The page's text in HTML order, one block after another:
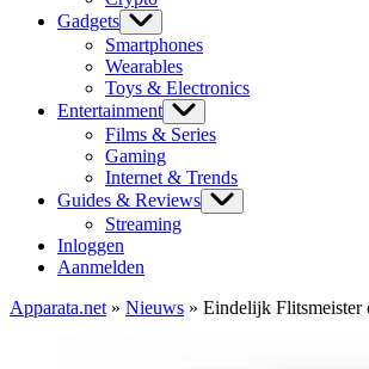
Gadgets
Smartphones
Wearables
Toys & Electronics
Entertainment
Films & Series
Gaming
Internet & Trends
Guides & Reviews
Streaming
Inloggen
Aanmelden
Apparata.net » Nieuws » Eindelijk